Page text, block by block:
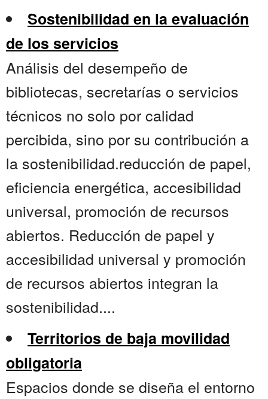
Sostenibilidad en la evaluación
de los servicios
Análisis del desempeño de
bibliotecas, secretarías o servicios
técnicos no solo por calidad
percibida, sino por su contribución a
la sostenibilidad.reducción de papel,
eficiencia energética, accesibilidad
universal, promoción de recursos
abiertos. Reducción de papel y
accesibilidad universal y promoción
de recursos abiertos integran la
sostenibilidad....
Territorios de baja movilidad
obligatoria
Espacios donde se diseña el entorno